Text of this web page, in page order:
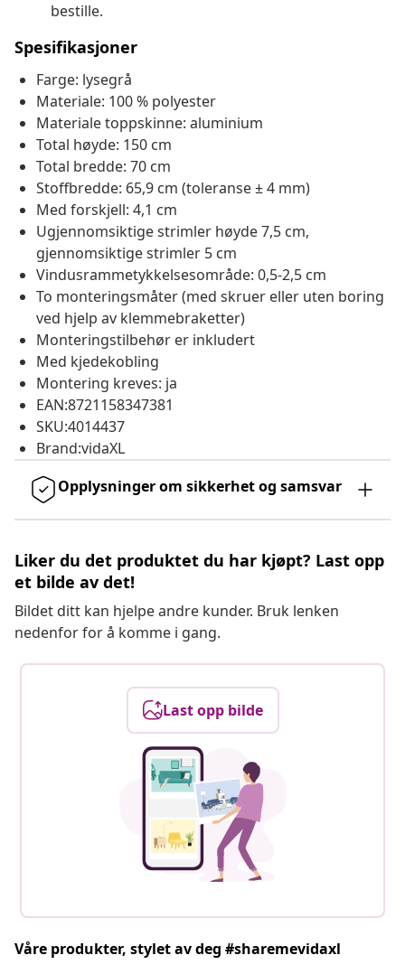
bestille.
Spesifikasjoner
Farge: lysegrå
Materiale: 100 % polyester
Materiale toppskinne: aluminium
Total høyde: 150 cm
Total bredde: 70 cm
Stoffbredde: 65,9 cm (toleranse ± 4 mm)
Med forskjell: 4,1 cm
Ugjennomsiktige strimler høyde 7,5 cm,
gjennomsiktige strimler 5 cm
Vindusrammetykkelsesområde: 0,5-2,5 cm
To monteringsmåter (med skruer eller uten boring
ved hjelp av klemmebraketter)
Monteringstilbehør er inkludert
Med kjedekobling
Montering kreves: ja
EAN:8721158347381
SKU:4014437
Brand:vidaXL
Opplysninger om sikkerhet og samsvar
Liker du det produktet du har kjøpt? Last opp
et bilde av det!
Bildet ditt kan hjelpe andre kunder. Bruk lenken
nedenfor for å komme i gang.
Last opp bilde
Våre produkter, stylet av deg #sharemevidaxl